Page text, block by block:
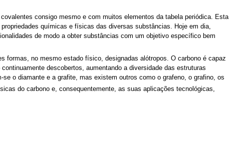
consigo mesmo e com muitos elementos da tabela periódica. Esta
químicas e físicas das diversas substâncias. Hoje em dia,
de modo a obter substâncias com um objetivo específico bem
formas, no mesmo estado físico, designadas alótropos. O carbono é capaz
descobertos, aumentando a diversidade das estruturas
o diamante e a grafite, mas existem outros como o grafeno, o grafino, os
do carbono e, consequentemente, as suas aplicações tecnológicas,